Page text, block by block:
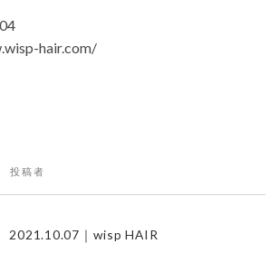
hair.com/
投稿者
2021.10.07 ｜wisp HAIR